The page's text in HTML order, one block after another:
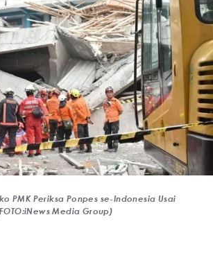
PMK Periksa Ponpes se-Indonesia Usai
Media Group)